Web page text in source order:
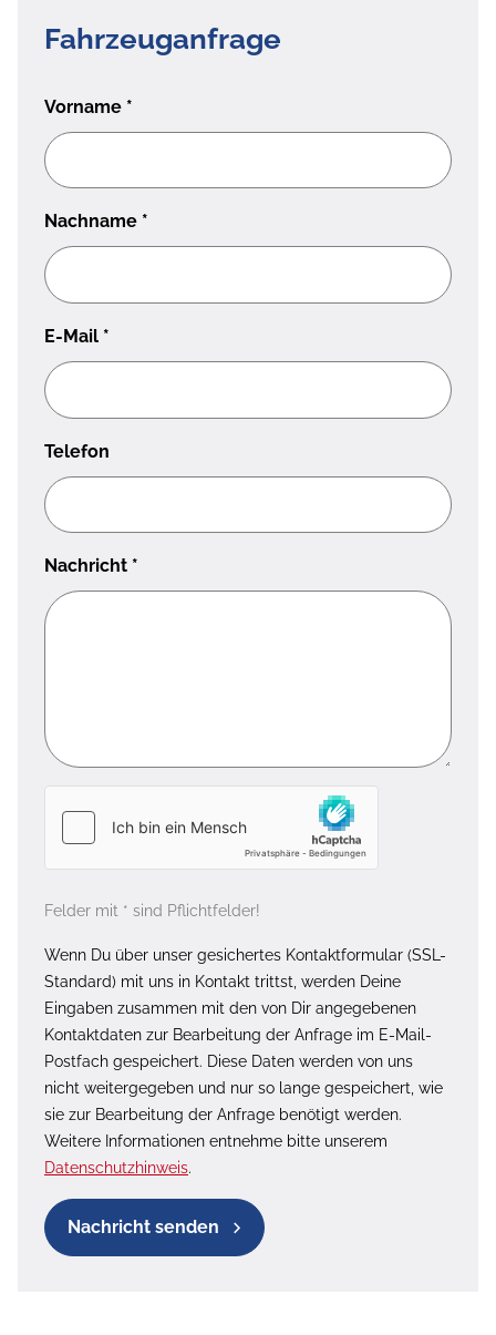
Fahrzeuganfrage
Vorname *
Nachname *
E-Mail *
Telefon
Nachricht *
Felder mit * sind Pflichtfelder!
Wenn Du über unser gesichertes Kontaktformular (SSL-
Standard) mit uns in Kontakt trittst, werden Deine
Eingaben zusammen mit den von Dir angegebenen
Kontaktdaten zur Bearbeitung der Anfrage im E-Mail-
Postfach gespeichert. Diese Daten werden von uns
nicht weitergegeben und nur so lange gespeichert, wie
sie zur Bearbeitung der Anfrage benötigt werden.
Weitere Informationen entnehme bitte unserem
Datenschutzhinweis.
Nachricht senden